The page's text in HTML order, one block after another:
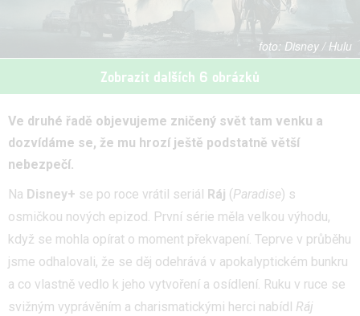
Disney / Hulu
Zobrazit dalších 6 obrázků
Ve druhé řadě objevujeme zničený svět tam venku a
dozvídáme se, že mu hrozí ještě podstatně větší
nebezpečí.
Na Disney+ se po roce vrátil seriál Ráj (Paradise) s
osmičkou nových epizod. První série měla velkou výhodu,
když se mohla opírat o moment překvapení. Teprve v průběhu
jsme odhalovali, že se děj odehrává v apokalyptickém bunkru
a co vlastně vedlo k jeho vytvoření a osídlení. Ruku v ruce se
svižným vyprávěním a charismatickými herci nabídl Ráj